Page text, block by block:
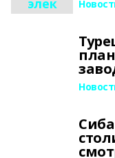
элек